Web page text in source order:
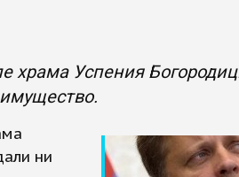
храма Успения
ни